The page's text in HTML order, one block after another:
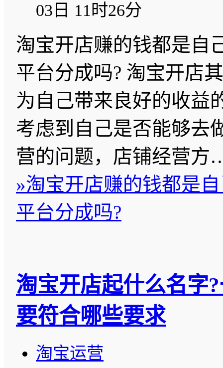
03日 11时26分
淘宝开店赚的钱都是自
平台分成吗? 淘宝开店
为自己带来良好的收益
考虑到自己是否能够去
营的问题，店铺经营
»淘宝开店赚的钱都是
平台分成吗?
淘宝开店起什么名字
要符合哪些要求
淘宝运营